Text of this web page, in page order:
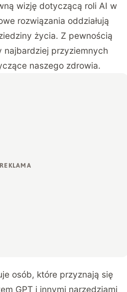
wizję dotyczącą roli AI w
rozwiązania oddziałują
życia. Z pewnością
najbardziej przyziemnych
naszego zdrowia.
osób, które przyznają się
GPT i innymi narzędziami